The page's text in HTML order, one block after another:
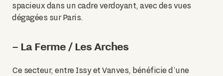
spacieux dans un cadre verdoyant, avec des vues
dégagées sur Paris.
– La Ferme / Les Arches
Ce secteur, entre Issy et Vanves, bénéficie d’une